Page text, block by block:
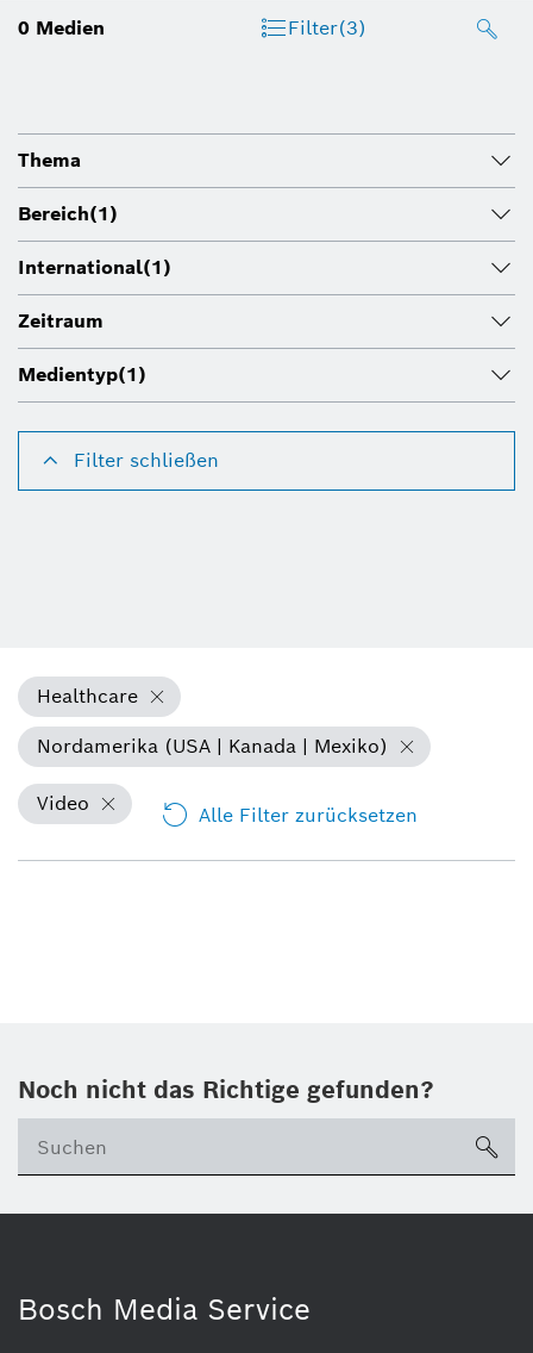
0 Medien Filter(3)
Thema
Bereich(1)
International(1)
Zeitraum
Medientyp(1)
Filter schließen
Healthcare
Nordamerika (USA | Kanada | Mexiko)
Video Alle Filter zurücksetzen
Noch nicht das Richtige gefunden?
Bosch Media Service